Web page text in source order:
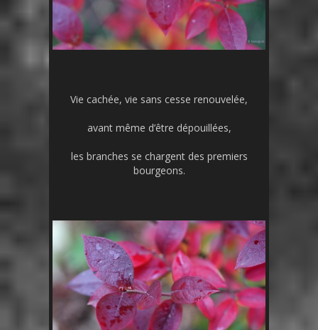
Vie cachée, vie sans cesse renouvelée,
avant même d’être dépouillées,
les branches se chargent des premiers
bourgeons.